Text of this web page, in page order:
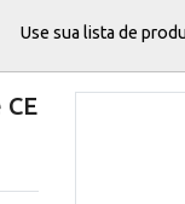
Use sua lista de